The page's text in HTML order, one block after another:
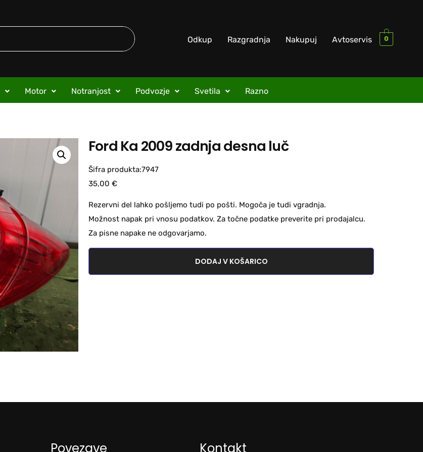
Odkup Razgradnja Nakupuj Avtoservis 0
Motor Notranjost Podvozje Svetila Razno
Ford Ka 2009 zadnja desna luč
Šifra produkta:7947
35,00 €
Rezervni del lahko pošljemo tudi po pošti. Mogoča je tudi vgradnja.
Možnost napak pri vnosu podatkov. Za točne podatke preverite pri prodajalcu.
Za pisne napake ne odgovarjamo.
DODAJ V KOŠARICO
Povezave Kontakt